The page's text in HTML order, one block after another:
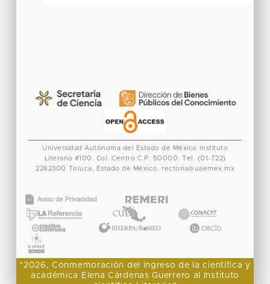
Universidad Autónoma del Estado de México
Instituto
Literario #100. Col. Centro C.P. 50000. Tel. (01-722)
2262300 Toluca, Estado de México. rectoria@uaemex.mx
"2026, Conmemoración del ingreso de la científica y
académica Elena Cárdenas Guerrero al Instituto